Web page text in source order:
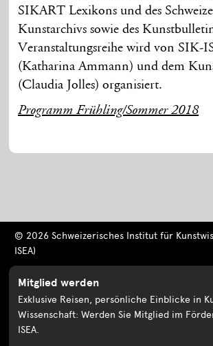
SIKART Lexikons und des
Kunstarchivs sowie des
Veranstaltungsreihe wird von SIK-
(Katharina Ammann) und dem
(Claudia Jolles) organisiert.
Programm Frühling/Sommer 2018
© 2026 Schweizerisches Institut für
ISEA)
Mitglied werden
Exklusive Reisen, persönliche Einblicke in
Wissenschaft: Werden Sie Mitglied im
ISEA.